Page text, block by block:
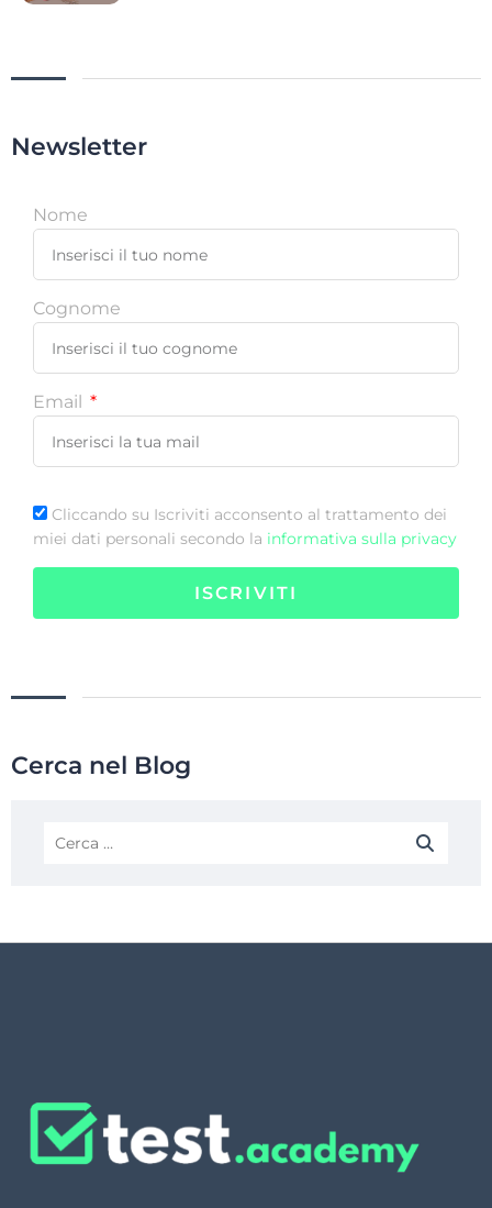
Newsletter
Nome
Cognome
Email
Cliccando su Iscriviti acconsento al trattamento dei
miei dati personali secondo la informativa sulla privacy
ISCRIVITI
Cerca nel Blog